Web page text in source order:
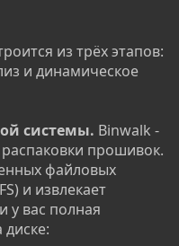
из трёх этапов:
и динамическое
системы. Binwalk -
прошивок.
файловых
и извлекает
у вас полная